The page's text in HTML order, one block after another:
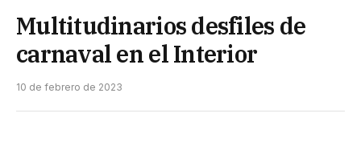
Multitudinarios desfiles de
carnaval en el Interior
10 de febrero de 2023